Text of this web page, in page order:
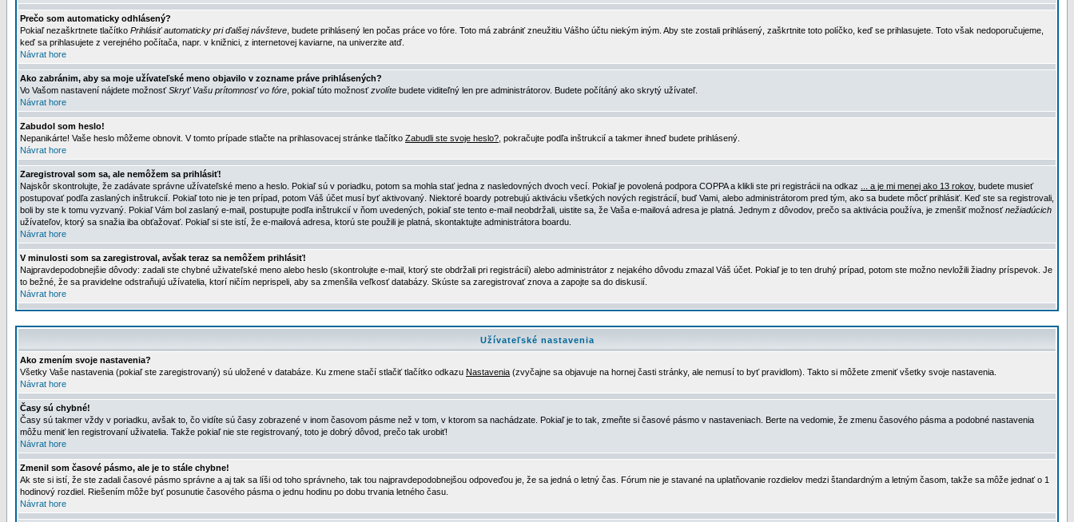
Prečo som automaticky odhlásený?
Pokiaľ nezaškrtnete tlačítko Prihlásiť automaticky pri ďalšej návšteve , budete prihlásený len počas práce vo fóre. Toto má zabrániť zneužitiu Vášho účtu niekým iným. Aby ste zostali prihlásený, zaškrtnite toto políčko, keď se prihlasujete. Toto však nedoporučujeme,
keď sa prihlasujete z verejného počítača, napr. v knižnici, z internetovej kaviarne, na univerzite atď.
Návrat hore
Ako zabránim, aby sa moje užívateľské meno objavilo v zozname práve prihlásených?
Vo Vašom nastavení nájdete možnosťSkryť Vašu prítomnosť vo fóre , pokiaľ túto možnosťzvolíte budete viditeľný len pre administrátorov. Budete počítáný ako skrytý užívateľ.
Návrat hore
Zabudol som heslo!
Nepanikárte! Vaše heslo môžeme obnovit. V tomto prípade stlačte na prihlasovacej stránke tlačítko Zabudli ste svoje heslo? , pokračujte podľa inštrukcií a takmer ihneď budete prihlásený.
Návrat hore
Zaregistroval som sa, ale nemôžem sa prihlásiť!
Najskôr skontrolujte, že zadávate správne užívateľské meno a heslo. Pokiaľ sú v poriadku, potom sa mohla stať jedna z nasledovných dvoch vecí. Pokiaľ je povolená podpora COPPA a klikli ste pri registrácii na odkaz
... a je mi menej ako 13 rokov, budete musieť
postupovať podľa zaslaných inštrukcií. Pokiaľ toto nie je ten prípad, potom Váš účet musí byť aktivovaný. Niektoré boardy potrebujú aktiváciu všetkých nových registrácií, buď Vami, alebo administrátorom pred tým, ako sa budete môcť prihlásiť. Keď ste sa registrovali,
boli by ste k tomu vyzvaný. Pokiaľ Vám bol zaslaný e-mail, postupujte podľa inštrukcií v ňom uvedených, pokiaľ ste tento e-mail neobdržali, uistite sa, že Vaša e-mailová adresa je platná. Jednym z dôvodov, prečo sa aktivácia používa, je zmenšiť možnosťnežiadúcich
užívateľov, ktorý sa snažia iba obťažovať. Pokiaľ si ste istí, že e-mailová adresa, ktorú ste použili je platná, skontaktujte administrátora boardu.
Návrat hore
V minulosti som sa zaregistroval, avšak teraz sa nemôžem prihlásiť!
Najpravdepodobnejšie dôvody: zadali ste chybné uživateľské meno alebo heslo (skontrolujte e-mail, ktorý ste obdržali pri registrácií) alebo administrátor z nejakého dôvodu zmazal Váš účet. Pokiaľ je to ten druhý prípad, potom ste možno nevložili žiadny príspevok. Je
to bežné, že sa pravidelne odstraňujú užívatelia, ktorí ničím neprispeli, aby sa zmenšila veľkosť databázy. Skúste sa zaregistrovať znova a zapojte sa do diskusií.
Návrat hore
Užívateľské nastavenia
Ako zmením svoje nastavenia?
Všetky Vaše nastavenia (pokiaľ ste zaregistrovaný) sú uložené v databáze. Ku zmene stačí stlačiť tlačítko odkazu Nastavenia (zvyčajne sa objavuje na hornej časti stránky, ale nemusí to byť pravidlom). Takto si môžete zmeniť všetky svoje nastavenia.
Návrat hore
Časy sú chybné!
Časy sú takmer vždy v poriadku, avšak to, čo vidíte sú časy zobrazené v inom časovom pásme než v tom, v ktorom sa nachádzate. Pokiaľ je to tak, zmeňte si časové pásmo v nastaveniach. Berte na vedomie, že zmenu časového pásma a podobné nastavenia
môžu meniť len registrovaní uživatelia. Takže pokiaľ nie ste registrovaný, toto je dobrý dôvod, prečo tak urobiť!
Návrat hore
Zmenil som časové pásmo, ale je to stále chybne!
Ak ste si istí, že ste zadali časové pásmo správne a aj tak sa líši od toho správneho, tak tou najpravdepodobnejšou odpoveďou je, že sa jedná o letný čas. Fórum nie je stavané na uplatňovanie rozdielov medzi štandardným a letným časom, takže sa môže jednať o 1
hodinový rozdiel. Riešením môže byť posunutie časového pásma o jednu hodinu po dobu trvania letného času.
Návrat hore